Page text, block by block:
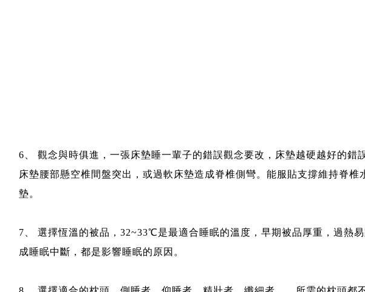
6、 觀念與時俱進，一張床墊睡一輩子的錯誤觀念要改，床墊越硬越好的錯
床墊腰部懸空椎間盤突出，或過軟床墊造成脊椎側彎。能服貼支撐維持脊椎
墊。
7、 選擇恆溫的被品，32~33℃是最適合睡眠的溫度，早期被品厚重，過熱
成睡眠中斷，都是影響睡眠的原因。